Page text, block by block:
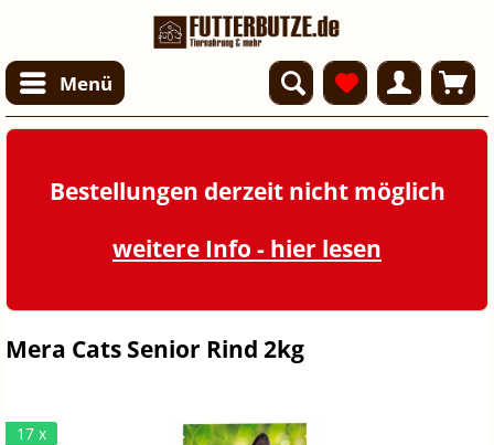
Menü
Bestellungen derzeit nicht möglich
weitere Info - hier lesen
Mera Cats Senior Rind 2kg
17 x